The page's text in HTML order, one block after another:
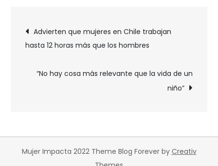
Advierten que mujeres en Chile trabajan
hasta 12 horas más que los hombres
“No hay cosa más relevante que la vida de un
niño”
Mujer Impacta 2022 Theme Blog Forever by Creativ